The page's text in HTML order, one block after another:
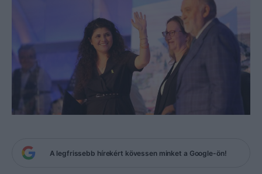
A legfrissebb hírekért kövessen minket a Google-ön!